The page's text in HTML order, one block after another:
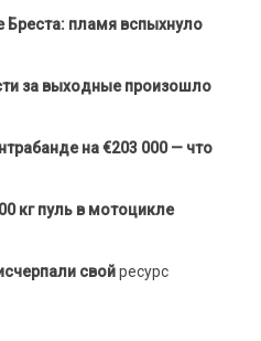
Бреста: пламя вспыхнуло
за выходные произошло
на €203 000 — что
кг пуль в мотоцикле
свойресурс